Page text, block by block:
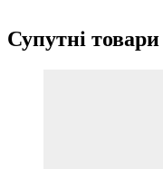
Супутні товари